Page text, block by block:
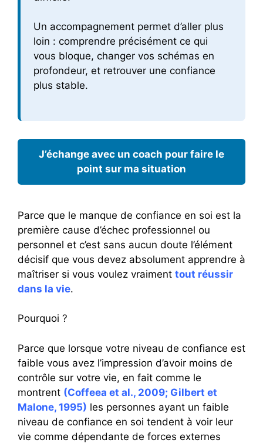
Un accompagnement permet d’aller plus
loin : comprendre précisément ce qui
vous bloque, changer vos schémas en
profondeur, et retrouver une confiance
plus stable.
J’échange avec un coach pour faire le
point sur ma situation
Parce que le manque de confiance en soi est la
première cause d’échec professionnel ou
personnel et c’est sans aucun doute l’élément
décisif que vous devez absolument apprendre à
maîtriser si vous voulez vraiment tout réussir
dans la vie.
Pourquoi ?
Parce que lorsque votre niveau de confiance est
faible vous avez l’impression d’avoir moins de
contrôle sur votre vie, en fait comme le
montrent (Coffeea et al., 2009; Gilbert et
Malone, 1995) les personnes ayant un faible
niveau de confiance en soi tendent à voir leur
vie comme dépendante de forces externes